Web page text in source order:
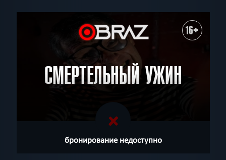
16+
СМЕРТЕЛЬНЫЙ УЖИН
бронирование недоступно